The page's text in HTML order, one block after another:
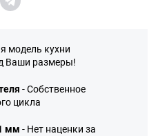
модель кухни
Ваши размеры!
- Собственное
цикла
мм - Нет наценки за